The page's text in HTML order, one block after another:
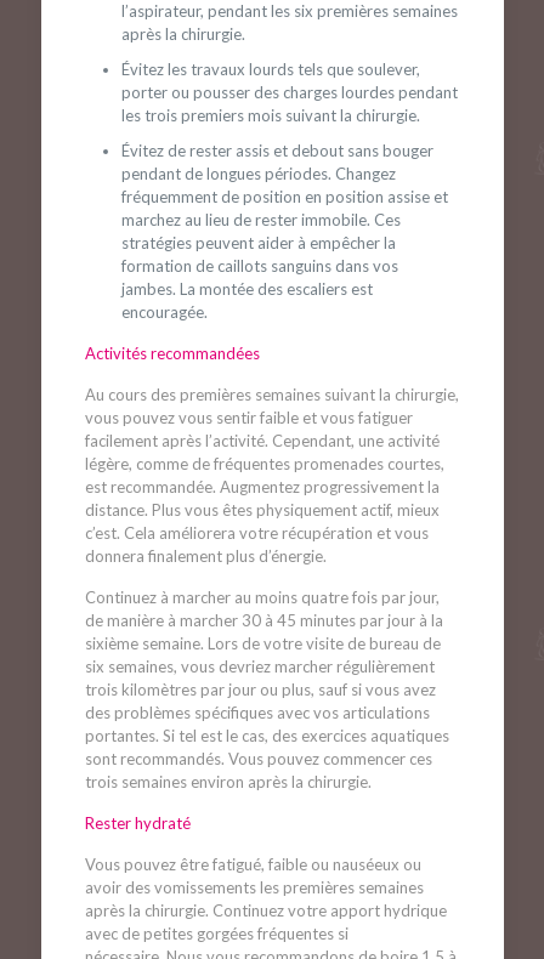
l’aspirateur, pendant les six premières semaines
après la chirurgie.
Évitez les travaux lourds tels que soulever,
porter ou pousser des charges lourdes pendant
les trois premiers mois suivant la chirurgie.
Évitez de rester assis et debout sans bouger
pendant de longues périodes. Changez
fréquemment de position en position assise et
marchez au lieu de rester immobile. Ces
stratégies peuvent aider à empêcher la
formation de caillots sanguins dans vos
jambes. La montée des escaliers est
encouragée.
Activités recommandées
Au cours des premières semaines suivant la chirurgie,
vous pouvez vous sentir faible et vous fatiguer
facilement après l’activité. Cependant, une activité
légère, comme de fréquentes promenades courtes,
est recommandée. Augmentez progressivement la
distance. Plus vous êtes physiquement actif, mieux
c’est. Cela améliorera votre récupération et vous
donnera finalement plus d’énergie.
Continuez à marcher au moins quatre fois par jour,
de manière à marcher 30 à 45 minutes par jour à la
sixième semaine. Lors de votre visite de bureau de
six semaines, vous devriez marcher régulièrement
trois kilomètres par jour ou plus, sauf si vous avez
des problèmes spécifiques avec vos articulations
portantes. Si tel est le cas, des exercices aquatiques
sont recommandés. Vous pouvez commencer ces
trois semaines environ après la chirurgie.
Rester hydraté
Vous pouvez être fatigué, faible ou nauséeux ou
avoir des vomissements les premières semaines
après la chirurgie. Continuez votre apport hydrique
avec de petites gorgées fréquentes si